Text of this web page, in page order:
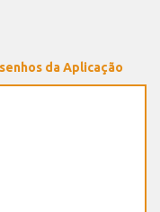
da Aplicação